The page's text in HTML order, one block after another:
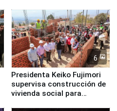
6
Presidenta Keiko Fujimori
supervisa construcción de
vivienda social para